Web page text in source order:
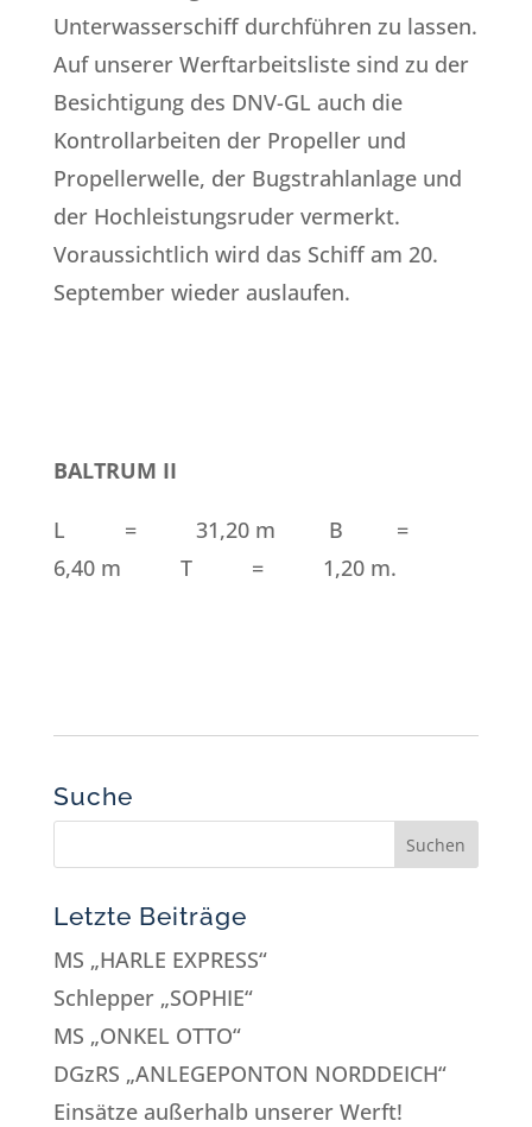
Unterwasserschiff durchführen zu lassen.
Auf unserer Werftarbeitsliste sind zu der
Besichtigung des DNV-GL auch die
Kontrollarbeiten der Propeller und
Propellerwelle, der Bugstrahlanlage und
der Hochleistungsruder vermerkt.
Voraussichtlich wird das Schiff am 20.
September wieder auslaufen.
BALTRUM II
L = 31,20 m B =
6,40 m T = 1,20 m.
Suche
Letzte Beiträge
MS „HARLE EXPRESS“
Schlepper „SOPHIE“
MS „ONKEL OTTO“
DGzRS „ANLEGEPONTON NORDDEICH“
Einsätze außerhalb unserer Werft!